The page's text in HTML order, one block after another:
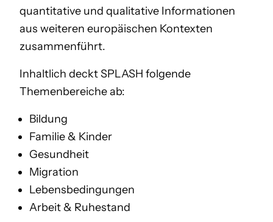
quantitative und qualitative Informationen
aus weiteren europäischen Kontexten
zusammenführt.
Inhaltlich deckt SPLASH folgende
Themenbereiche ab:
Bildung
Familie & Kinder
Gesundheit
Migration
Lebensbedingungen
Arbeit & Ruhestand